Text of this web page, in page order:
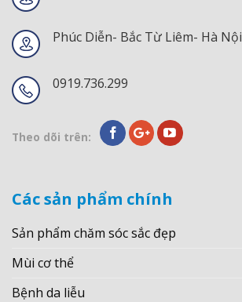
Phúc Diễn- Bắc Từ Liêm- Hà Nội
0919.736.299
Theo dõi trên:
Các sản phẩm chính
Sản phẩm chăm sóc sắc đẹp
Mùi cơ thể
Bệnh da liễu